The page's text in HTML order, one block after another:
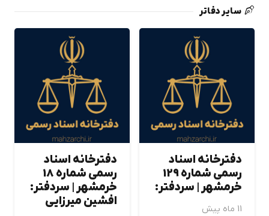
سایر دفاتر
دفترخانه اسناد
رسمی شماره 129
خرمشهر | سردفتر:
11 ماه پیش
دفترخانه اسناد
رسمی شماره 18
خرمشهر | سردفتر:
افشين ميرزايي